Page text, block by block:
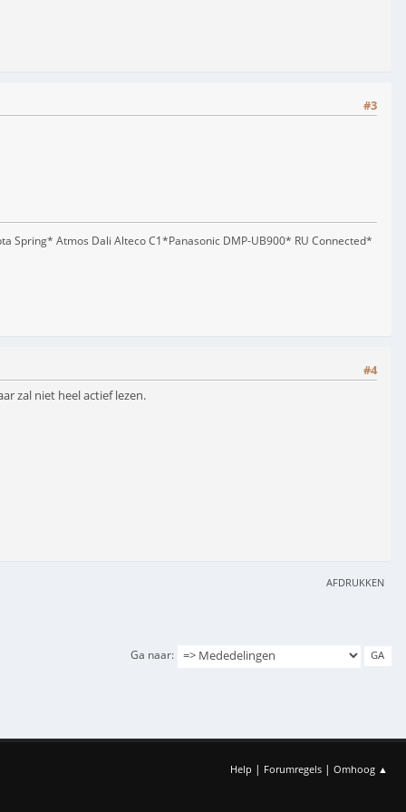
#3
Spring* Atmos Dali Alteco C1*Panasonic DMP-UB900* RU Connected*
#4
zal niet heel actief lezen.
AFDRUKKEN
Ga naar
Help | Forumregels | Omhoog ▲